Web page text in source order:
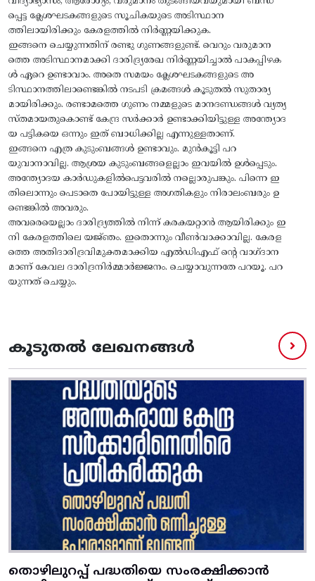
പ്പെട്ട ക്ലേശഘടകങ്ങളുടെ സൂചികയുടെ അടിസ്ഥാന
ത്തിലായിരിക്കും കേരളത്തിൽ നിർണ്ണയിക്കുക.
ഇങ്ങനെ ചെയ്യുന്നതിന് രണ്ടു ഗുണങ്ങളുണ്ട്. വെറും വരുമാന
ത്തെ അടിസ്ഥാനമാക്കി ദാരിദ്ര്യരേഖ നിർണ്ണയിച്ചാൽ പാകപ്പിഴക
ൾ ഏറെ ഉണ്ടാവാം. അതെ സമയം ക്ലേശഘടകങ്ങളുടെ അ
ടിസ്ഥാനത്തിലാണ്ടെങ്കിൽ നടപടി ക്രമങ്ങൾ കൂടുതൽ സുതാര്യ
മായിരിക്കും. രണ്ടാമത്തെ ഗുണം നമ്മളുടെ മാനദണ്ഡങ്ങൾ വ്യത്യ
സ്തമായതുകൊണ്ട് കേന്ദ്ര സർക്കാർ ഉണ്ടാക്കിയിട്ടുള്ള അന്ത്യോദ
യ പട്ടികയെ ഒന്നും ഇത് ബാധിക്കില്ല എന്നുള്ളതാണ്.
ഇങ്ങനെ എത്ര കുടുംബങ്ങൾ ഉണ്ടാവും. മുൻകൂട്ടി പറ
യുവാനാവില്ല. ആശ്രയ കുടുംബങ്ങളെല്ലാം ഇവയിൽ ഉൾപ്പെടും.
അന്ത്യോദയ കാർഡുകളിൽപെട്ടവരിൽ നല്ലൊരുപങ്കും. പിന്നെ ഇ
തിലൊന്നും പെടാതെ പോയിട്ടുള്ള അഗതികളും നിരാലംബരും ഉ
ണ്ടെങ്കിൽ അവരും.
അവരെയെല്ലാം ദാരിദ്ര്യത്തിൽ നിന്ന് കരകയറ്റാൻ ആയിരിക്കും ഇ
നി കേരളത്തിലെ യജ്‌ഞം. ഇതൊന്നും വീൺവാക്കാവില്ല. കേരള
ത്തെ അതിദാരിദ്രവിമുക്തമാക്കിയ എൽഡിഎഫ് ന്റെ വാഗ്ദാന
മാണ് കേവല ദാരിദ്രനിർമ്മാർജ്ജനം. ചെയ്യാവുന്നതേ പറയൂ. പറ
യുന്നത് ചെയ്യും.
കൂടുതൽ ലേഖനങ്ങൾ
തൊഴിലുറപ്പ് പദ്ധതിയെ സംരക്ഷിക്കാൻ